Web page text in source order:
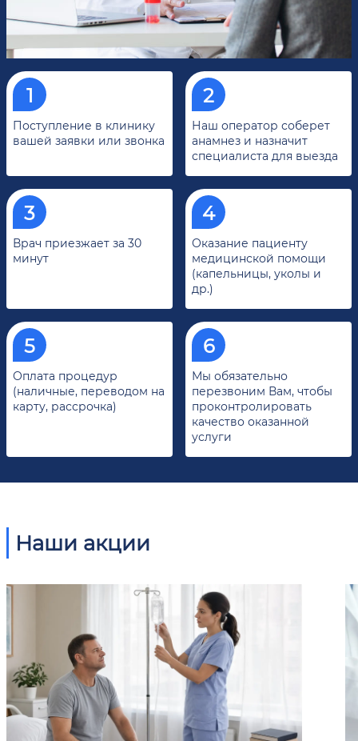
Поступление в клинику
вашей заявки или звонка
Наш оператор соберет
анамнез и назначит
специалиста для выезда
Врач приезжает за 30
минут
Оказание пациенту
медицинской помощи
(капельницы, уколы и
др.)
Оплата процедур
(наличные, переводом на
карту, рассрочка)
Мы обязательно
перезвоним Вам, чтобы
проконтролировать
качество оказанной
услуги
Наши акции